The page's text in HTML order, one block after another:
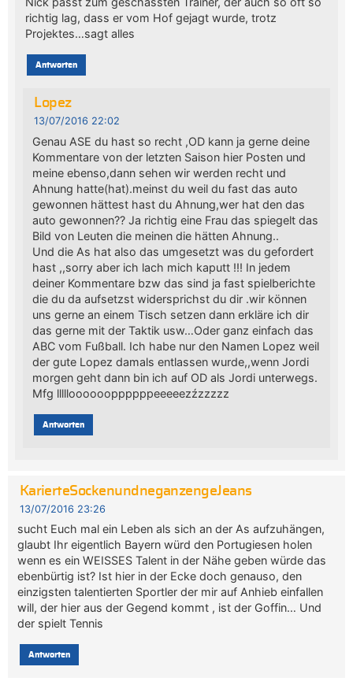
richtig lag, dass er vom Hof gejagt wurde, trotz
Projektes…sagt alles
Antworten
Lopez
13/07/2016 22:02
Genau ASE du hast so recht ,OD kann ja gerne deine
Kommentare von der letzten Saison hier Posten und
meine ebenso,dann sehen wir werden recht und
Ahnung hatte(hat).meinst du weil du fast das auto
gewonnen hättest hast du Ahnung,wer hat den das
auto gewonnen?? Ja richtig eine Frau das spiegelt das
Bild von Leuten die meinen die hätten Ahnung..
Und die As hat also das umgesetzt was du gefordert
hast ,,sorry aber ich lach mich kaputt !!! In jedem
deiner Kommentare bzw das sind ja fast spielberichte
die du da aufsetzst widersprichst du dir .wir können
uns gerne an einem Tisch setzen dann erkläre ich dir
das gerne mit der Taktik usw…Oder ganz einfach das
ABC vom Fußball. Ich habe nur den Namen Lopez weil
der gute Lopez damals entlassen wurde,,wenn Jordi
morgen geht dann bin ich auf OD als Jordi unterwegs.
Mfg lllllooooooppppppeeeeezźzzzzz
Antworten
KarierteSockenundneganzengeJeans
13/07/2016 23:26
sucht Euch mal ein Leben als sich an der As aufzuhängen,
glaubt Ihr eigentlich Bayern würd den Portugiesen holen
wenn es ein WEISSES Talent in der Nähe geben würde das
ebenbürtig ist? Ist hier in der Ecke doch genauso, den
einzigsten talentierten Sportler der mir auf Anhieb einfallen
will, der hier aus der Gegend kommt , ist der Goffin… Und
der spielt Tennis
Antworten